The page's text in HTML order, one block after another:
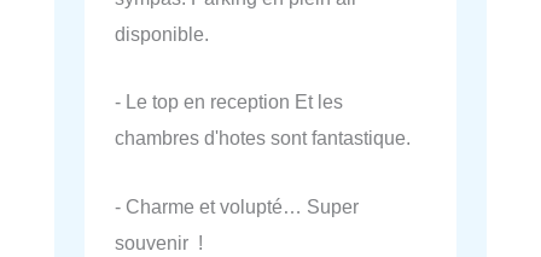
disponible.
- Le top en reception Et les
chambres d'hotes sont fantastique.
- Charme et volupté… Super
souvenir !